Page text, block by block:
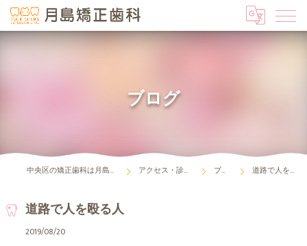
ブログ
中央区の矯正歯科は月島矯正歯科 アクセス・診療時間 ブログ 道路で人を殴る人
道路で人を殴る人
2019/08/20